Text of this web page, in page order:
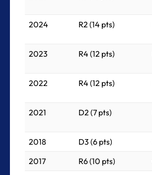
2024
R2 (14 pts)
2023
R4 (12 pts)
2022
R4 (12 pts)
2021
D2 (7 pts)
2018
D3 (6 pts)
2017
R6 (10 pts)